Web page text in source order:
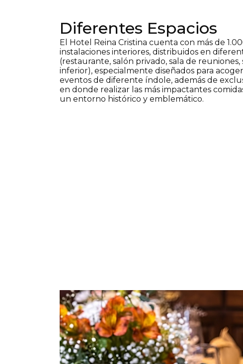
Diferentes Espacios
El Hotel Reina Cristina cuenta con más de
instalaciones interiores, distribuidos en
(restaurante, salón privado, sala de reuniones,
inferior), especialmente diseñados para
eventos de diferente índole, además de
en donde realizar las más impactantes
un entorno histórico y emblemático.